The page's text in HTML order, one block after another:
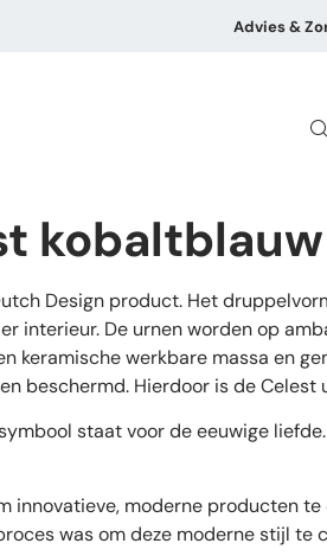
Advies &
kobaltblauw
Design product. Het
interieur. De urnen worden op
keramische werkbare massa en
beschermd. Hierdoor is de
staat voor de eeuwige
innovatieve, moderne producten
was om deze moderne stijl